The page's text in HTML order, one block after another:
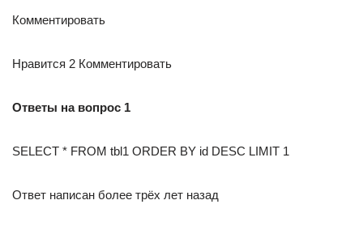
Комментировать
Нравится 2 Комментировать
Ответы на вопрос 1
SELECT * FROM tbl1 ORDER BY id DESC LIMIT 1
Ответ написан более трёх лет назад